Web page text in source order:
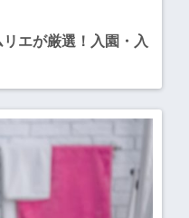
リエが厳選！入園・入